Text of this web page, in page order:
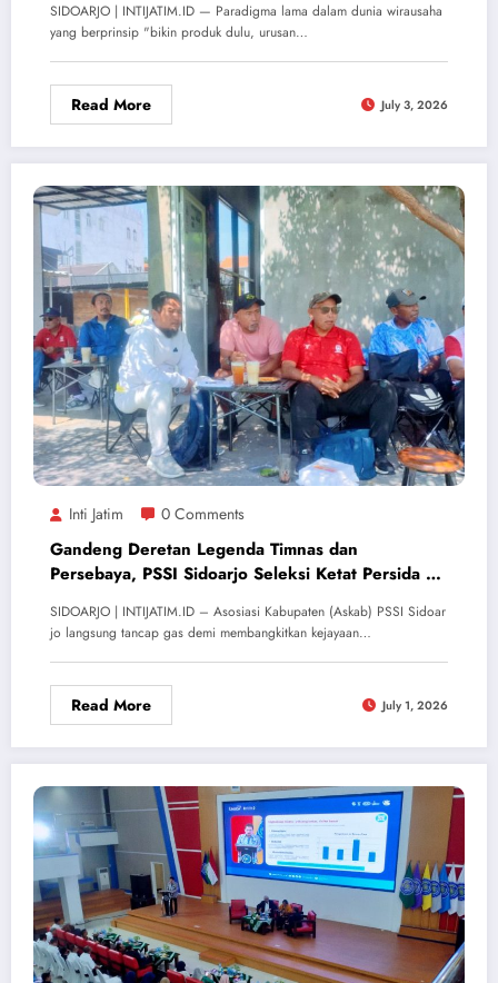
SIDOARJO | INTIJATIM.ID — Paradigma lama dalam dunia wirausaha
yang berprinsip "bikin produk dulu, urusan…
Read More July 3, 2026
Inti Jatim 0 Comments
Gandeng Deretan Legenda Timnas dan
Persebaya, PSSI Sidoarjo Seleksi Ketat Persida U-
SIDOARJO | INTIJATIM.ID – Asosiasi Kabupaten (Askab) PSSI Sidoar
jo langsung tancap gas demi membangkitkan kejayaan…
Read More July 1, 2026